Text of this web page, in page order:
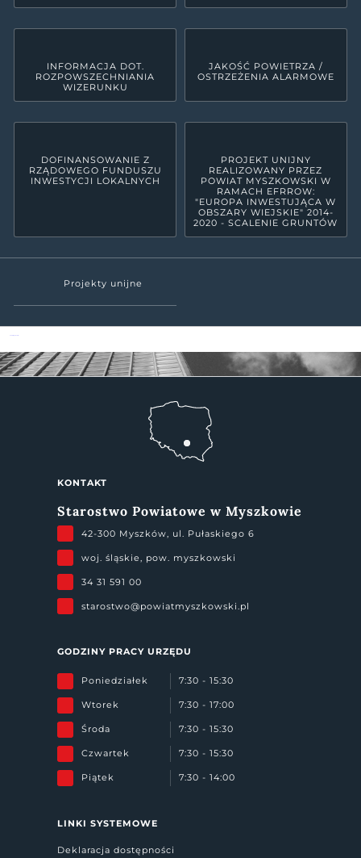
INFORMACJA DOT.
ROZPOWSZECHNIANIA
WIZERUNKU
JAKOŚĆ POWIETRZA /
OSTRZEŻENIA ALARMOWE
DOFINANSOWANIE Z
RZĄDOWEGO FUNDUSZU
INWESTYCJI LOKALNYCH
PROJEKT UNIJNY
REALIZOWANY PRZEZ
POWIAT MYSZKOWSKI W
RAMACH EFRROW:
"EUROPA INWESTUJĄCA W
OBSZARY WIEJSKIE" 2014-
2020 - SCALENIE GRUNTÓW
Projekty unijne
KONTAKT
Starostwo Powiatowe w Myszkowie
42-300 Myszków, ul. Pułaskiego 6
woj. śląskie, pow. myszkowski
34 31 591 00
starostwo@powiatmyszkowski.pl
GODZINY PRACY URZĘDU
Poniedziałek 7:30 - 15:30
Wtorek 7:30 - 17:00
Środa 7:30 - 15:30
Czwartek 7:30 - 15:30
Piątek 7:30 - 14:00
LINKI SYSTEMOWE
Deklaracja dostępności